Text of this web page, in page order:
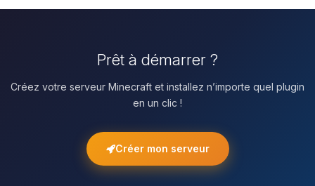
Prêt à démarrer ?
Créez votre serveur Minecraft et installez n’importe quel plugin
en un clic !
Créer mon serveur